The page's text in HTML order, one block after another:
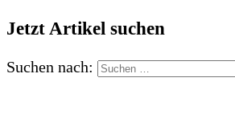
Jetzt Artikel suchen
Suchen nach: